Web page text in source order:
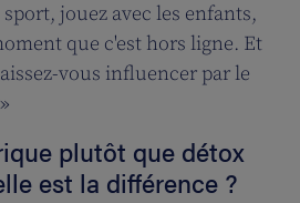
jouez avec les enfants,
que c'est hors ligne. Et
vous influencer par le
plutôt que détox
est la différence ?